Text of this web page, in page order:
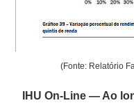
(Fonte: Relatório
IHU On-Line — Ao